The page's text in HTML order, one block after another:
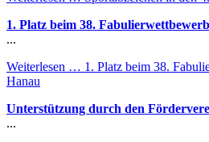
1. Platz beim 38.
...
Weiterlesen … 1. Platz beim 38.
Hanau
Unterstützung durch den
...